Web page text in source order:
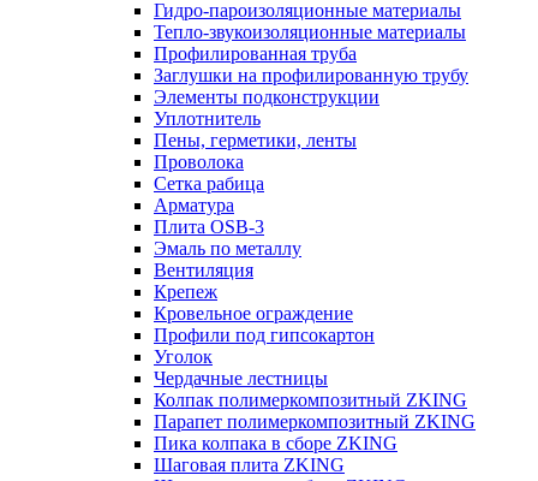
Гидро-пароизоляционные материалы
Тепло-звукоизоляционные материалы
Профилированная труба
Заглушки на профилированную трубу
Элементы подконструкции
Уплотнитель
Пены, герметики, ленты
Проволока
Сетка рабица
Арматура
Плита OSB-3
Эмаль по металлу
Вентиляция
Крепеж
Кровельное ограждение
Профили под гипсокартон
Уголок
Чердачные лестницы
Колпак полимеркомпозитный ZKING
Парапет полимеркомпозитный ZKING
Пика колпака в сборе ZKING
Шаговая плита ZKING